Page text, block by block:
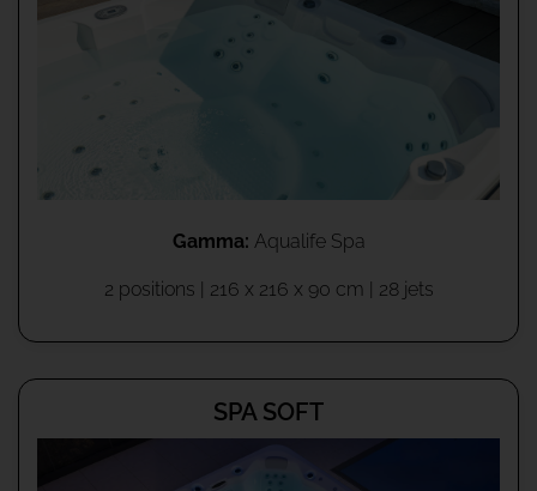
Gamma: Aqualife Spa
2 positions | 216 x 216 x 90 cm | 28 jets
SPA SOFT